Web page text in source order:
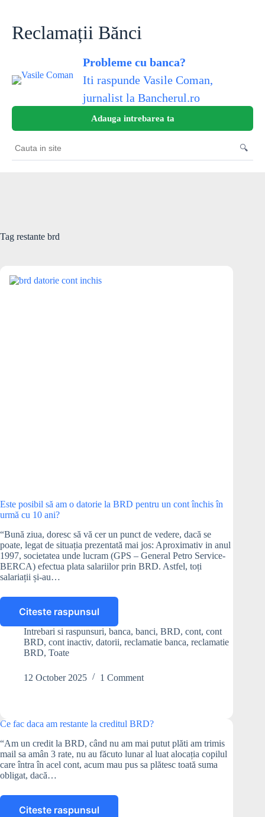
contentReclamații Bănci
Probleme cu banca?
Iti raspunde Vasile Coman,
jurnalist la Bancherul.ro
Adauga intrebarea ta
Cauta
in
🔍
Tag restante brd
Este posibil să am o datorie la BRD pentru un cont închis în
urmă cu 10 ani?
“Bună ziua, doresc să vă cer un punct de vedere, dacă se
poate, legat de situația prezentată mai jos: Aproximativ in anul
1997, societatea unde lucram (GPS – General Petro Service-
BERCA) efectua plata salariilor prin BRD. Astfel, toți
salariații și-au…
Citeste raspunsul
Este
posibil
să
am
datorie
un
închis
în
urmă
10
ani?
Intrebari si raspunsuri, banca, banci, BRD, cont, cont
BRD, cont inactiv, datorii, reclamatie banca, reclamatie
BRD, Toate
12 October 2025 1 Comment
Ce fac daca am restante la creditul BRD?
“Am un credit la BRD, când nu am mai putut plăti am trimis
mail sa amân 3 rate, nu au făcuto lunar al luat alocația copilul
care întra în acel cont, acum mau pus sa plătesc toată suma
obligat, dacă…
Citeste raspunsul